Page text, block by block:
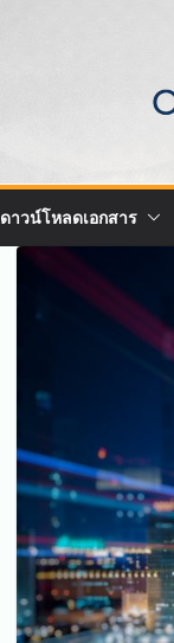
ดาวน์โหลดเอกสาร